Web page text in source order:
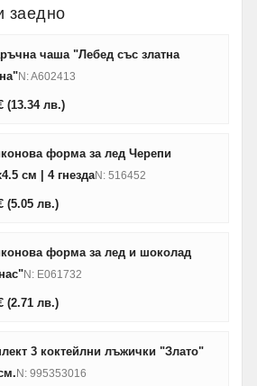
заедно
чаша "Лебед със златна
N: A602413
(13.34 лв.)
форма за лед Черепи
см | 4 гнездаN: 516452
(5.05 лв.)
форма за лед и шоколад
N: E061732
(2.71 лв.)
3 коктейлни лъжички "Злато"
N: 995353016